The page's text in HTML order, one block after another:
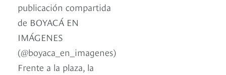
publicación compartida
de BOYACÁ EN
IMÁGENES
(@boyaca_en_imagenes)
Frente a la plaza, la